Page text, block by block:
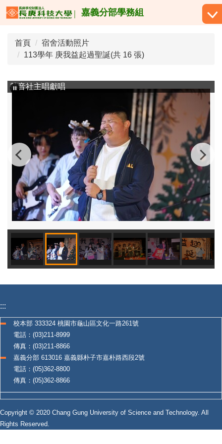
跳
到
區
嘉義分部學務組
首頁
宿舍活動照片
113學年 庚我益起過聖誕(共 16 張)
熱音社主唱獻唱
:::
校本部 333324 桃園市龜山區文化一路261號
電話：(03)211-8999
傳真：(03)211-8866
嘉義分部 613016 嘉義縣朴子市嘉朴路西段2號
電話：(05)362-8800
傳真：(05)362-8866
Copyright © 2020 Chang Gung University of Science and Technology. All
Rights Reserved.